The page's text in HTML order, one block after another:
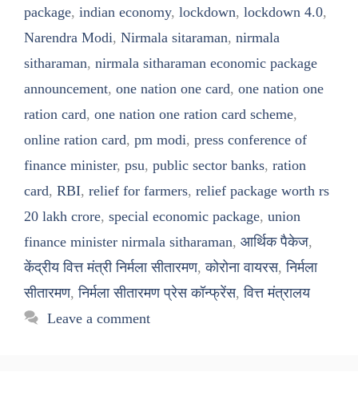
package, indian economy, lockdown, lockdown 4.0,
Narendra Modi, Nirmala sitaraman, nirmala
sitharaman, nirmala sitharaman economic package
announcement, one nation one card, one nation one
ration card, one nation one ration card scheme,
online ration card, pm modi, press conference of
finance minister, psu, public sector banks, ration
card, RBI, relief for farmers, relief package worth rs
20 lakh crore, special economic package, union
finance minister nirmala sitharaman, आर्थिक पैकेज,
केंद्रीय वित्त मंत्री निर्मला सीतारमण,कोरोना वायरस,निर्मला
सीतारमण,निर्मला सीतारमण प्रेस कॉन्फ्रेंस,वित्त मंत्रालय
Leave a comment